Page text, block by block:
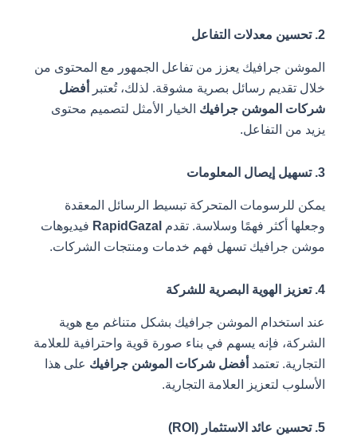
الموشن جرافيك يعزز من تفاعل الجمهور مع المحتوى من
خلال تقديم رسائل بصرية مشوقة. لذلك، تُعتبرأفضل
شركات الموشن جرافيكالخيار الأمثل لتصميم محتوى
يزيد من التفاعل.
يمكن للرسومات المتحركة تبسيط الرسائل المعقدة
وجعلها أكثر فهمًا وسلاسة. تقدمRapidGazalفيديوهات
موشن جرافيك تسهل فهم خدمات ومنتجات الشركات.
عند استخدام الموشن جرافيك بشكل متناغم مع هوية
الشركة، فإنه يسهم في بناء صورة قوية واحترافية للعلامة
التجارية. تعتمدأفضل شركات الموشن جرافيكعلى هذا
الأسلوب لتعزيز العلامة التجارية.